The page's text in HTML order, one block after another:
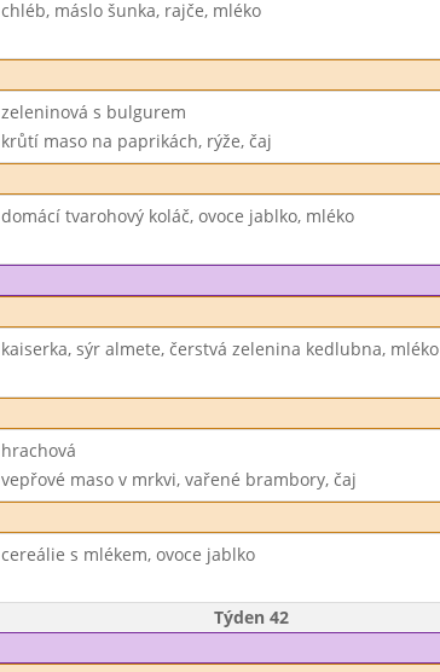
chléb, máslo šunka, rajče, mléko
zeleninová s bulgurem
krůtí maso na paprikách, rýže, čaj
domácí tvarohový koláč, ovoce jablko, mléko
kaiserka, sýr almete, čerstvá zelenina kedlubna, mléko
hrachová
vepřové maso v mrkvi, vařené brambory, čaj
cereálie s mlékem, ovoce jablko
Týden 42